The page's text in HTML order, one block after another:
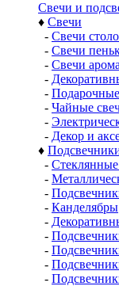
Свечи и
♦ Свечи
- Свечи
- Свечи
- Свечи
-
-
- Чайные
-
- Декор и
♦
-
-
-
- Канделябры
-
-
-
-
-